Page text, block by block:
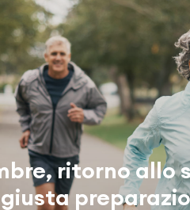
ritorno allo